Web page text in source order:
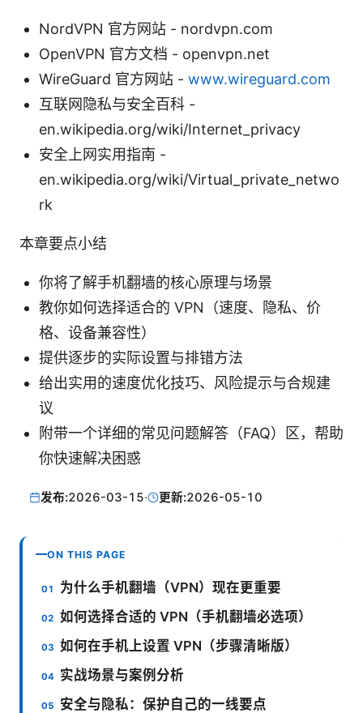
NordVPN 官方网站 - nordvpn.com
OpenVPN 官方文档 - openvpn.net
WireGuard 官方网站 - www.wireguard.com
互联网隐私与安全百科 -
en.wikipedia.org/wiki/Internet_privacy
安全上网实用指南 -
en.wikipedia.org/wiki/Virtual_private_netwo
rk
本章要点小结
你将了解手机翻墙的核心原理与场景
教你如何选择适合的 VPN（速度、隐私、价
格、设备兼容性）
提供逐步的实际设置与排错方法
给出实用的速度优化技巧、风险提示与合规建
议
附带一个详细的常见问题解答（FAQ）区，帮助
你快速解决困惑
发布:2026-03-15· 更新:2026-05-10
ON THIS PAGE
为什么手机翻墙（VPN）现在更重要
如何选择合适的 VPN（手机翻墙必选项）
如何在手机上设置 VPN（步骤清晰版）
实战场景与案例分析
安全与隐私：保护自己的一线要点